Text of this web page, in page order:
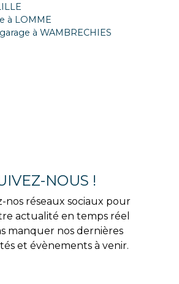
à LOMME
à WAMBRECHIES
NOUS !
nos réseaux sociaux pour
actualité en temps réel
manquer nos dernières
et évènements à venir.